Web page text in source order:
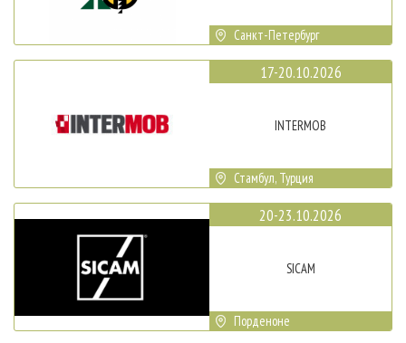
Санкт-Петербург
17-20.10.2026
INTERMOB
Стамбул, Турция
20-23.10.2026
SICAM
Порденоне